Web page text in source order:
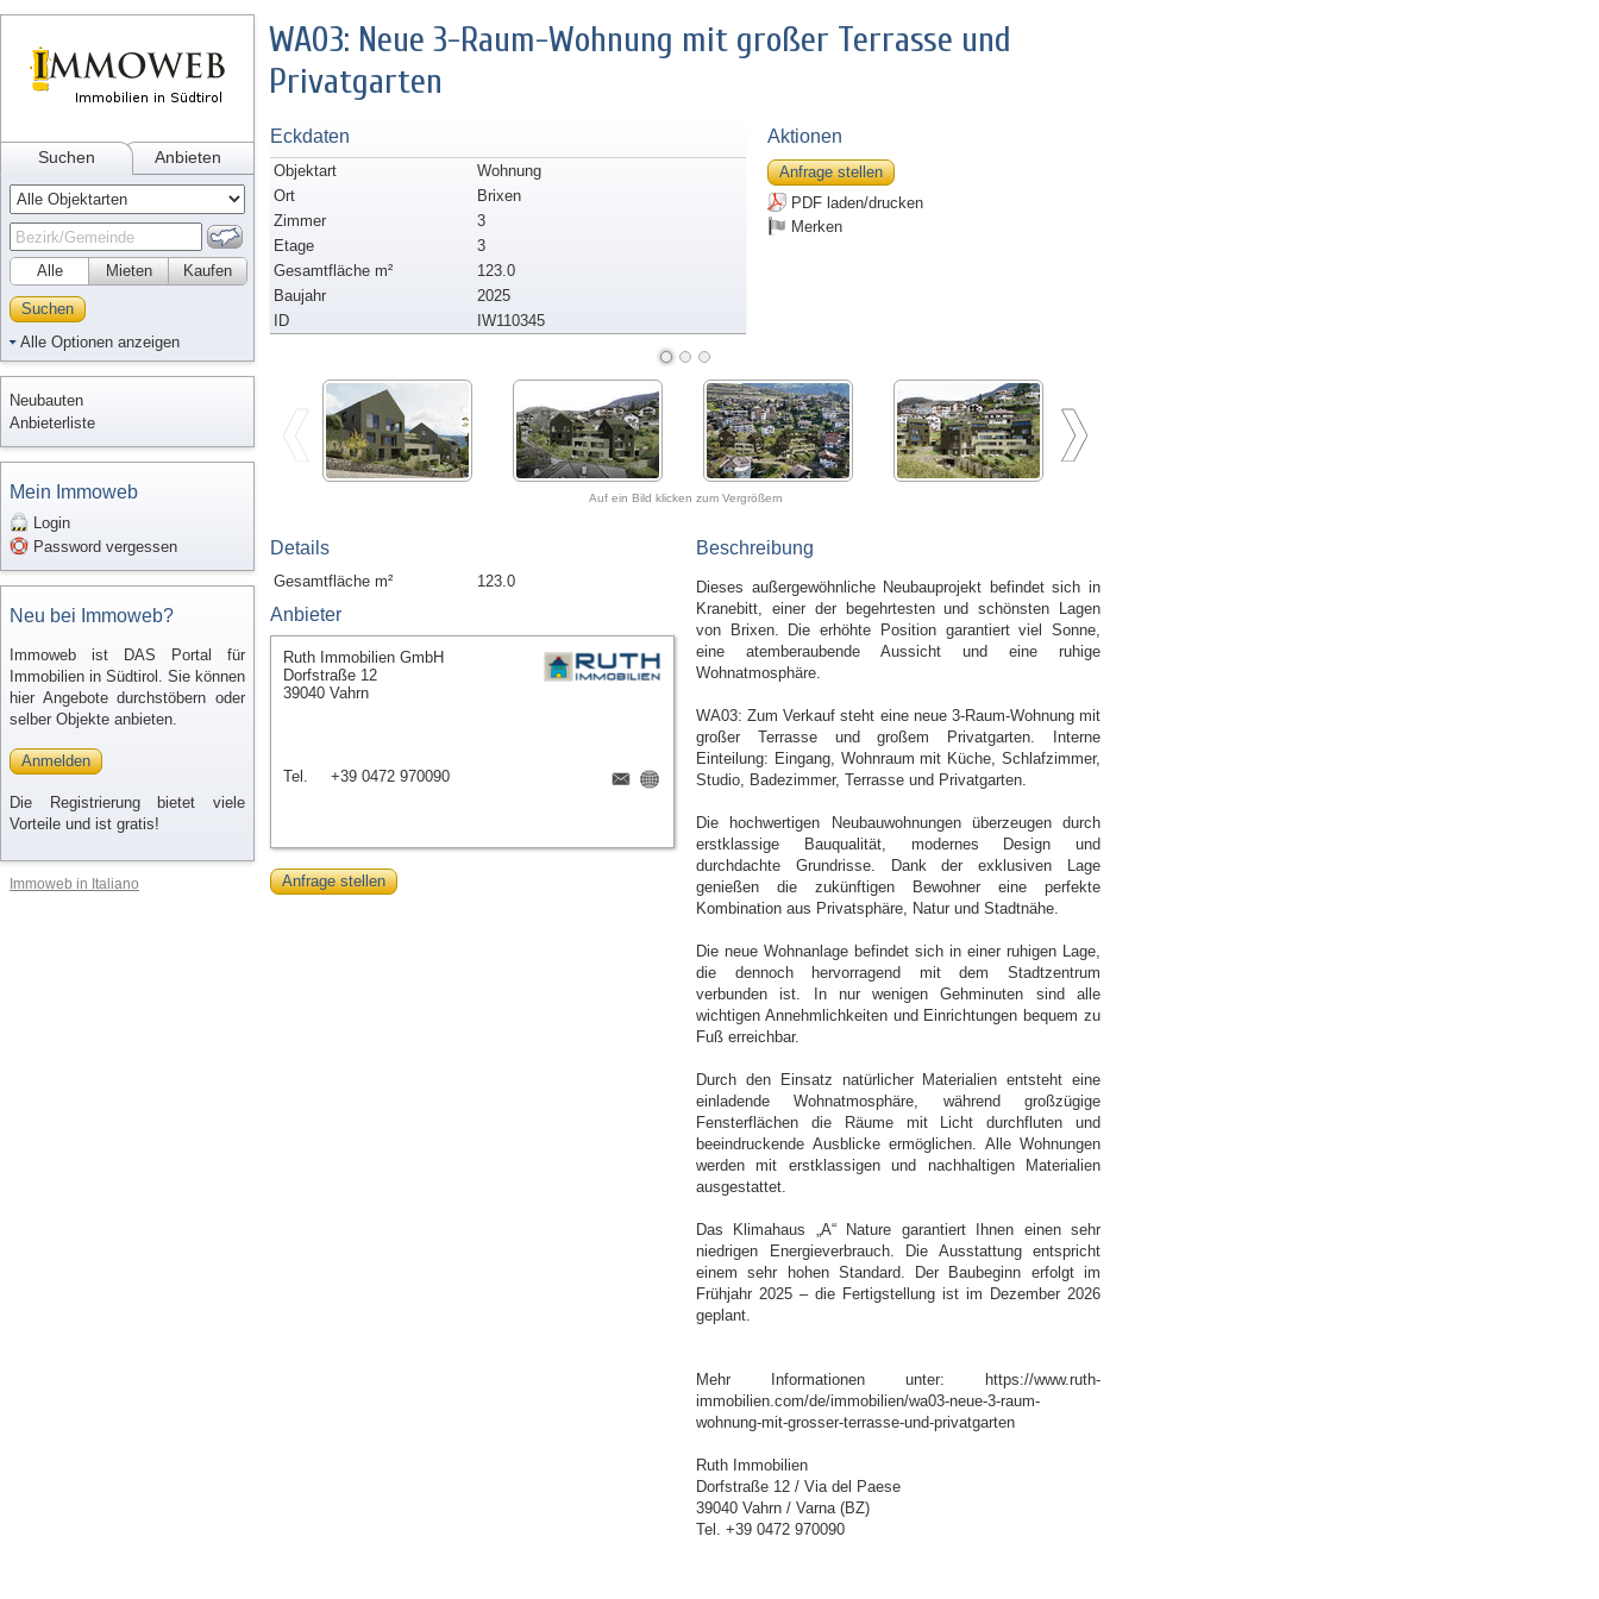
Suchen Anbieten
Alle Kaufen
Mieten
Suchen
Alle Optionen anzeigen
Neubauten
Anbieterliste
Mein Immoweb
Login
Password vergessen
Neu bei Immoweb?
Immoweb ist DAS Portal für
Immobilien in Südtirol. Sie können
hier Angebote durchstöbern oder
selber Objekte anbieten.
Anmelden
Die Registrierung bietet viele
Vorteile und ist gratis!
Immoweb in Italiano
WA03: Neue 3-Raum-Wohnung mit großer Terrasse und
Privatgarten
Eckdaten
Objektart
Wohnung
Ort
Brixen
Zimmer
3
Etage
3
Gesamtfläche m²
123.0
Baujahr
2025
ID
IW110345
Aktionen
Anfrage stellen
PDF laden/drucken
Merken
Auf ein Bild klicken zum Vergrößern
Details
Gesamtfläche m² 123.0
Beschreibung
Dieses außergewöhnliche Neubauprojekt befindet sich in
Kranebitt, einer der begehrtesten und schönsten Lagen
von Brixen. Die erhöhte Position garantiert viel Sonne,
eine atemberaubende Aussicht und eine ruhige
Wohnatmosphäre.
WA03: Zum Verkauf steht eine neue 3-Raum-Wohnung mit
großer Terrasse und großem Privatgarten. Interne
Einteilung: Eingang, Wohnraum mit Küche, Schlafzimmer,
Studio, Badezimmer, Terrasse und Privatgarten.
Die hochwertigen Neubauwohnungen überzeugen durch
erstklassige Bauqualität, modernes Design und
durchdachte Grundrisse. Dank der exklusiven Lage
genießen die zukünftigen Bewohner eine perfekte
Kombination aus Privatsphäre, Natur und Stadtnähe.
Die neue Wohnanlage befindet sich in einer ruhigen Lage,
die dennoch hervorragend mit dem Stadtzentrum
verbunden ist. In nur wenigen Gehminuten sind alle
wichtigen Annehmlichkeiten und Einrichtungen bequem zu
Fuß erreichbar.
Durch den Einsatz natürlicher Materialien entsteht eine
einladende Wohnatmosphäre, während großzügige
Fensterflächen die Räume mit Licht durchfluten und
beeindruckende Ausblicke ermöglichen. Alle Wohnungen
werden mit erstklassigen und nachhaltigen Materialien
ausgestattet.
Das Klimahaus „A“ Nature garantiert Ihnen einen sehr
niedrigen Energieverbrauch. Die Ausstattung entspricht
einem sehr hohen Standard. Der Baubeginn erfolgt im
Frühjahr 2025 – die Fertigstellung ist im Dezember 2026
geplant.
Mehr Informationen unter: https://www.ruth-
immobilien.com/de/immobilien/wa03-neue-3-raum-
wohnung-mit-grosser-terrasse-und-privatgarten
Ruth Immobilien
Dorfstraße 12 / Via del Paese
39040 Vahrn / Varna (BZ)
Tel. +39 0472 970090
Anbieter
Ruth Immobilien GmbH
Dorfstraße 12
39040 Vahrn
Tel. +39 0472 970090
Anfrage stellen